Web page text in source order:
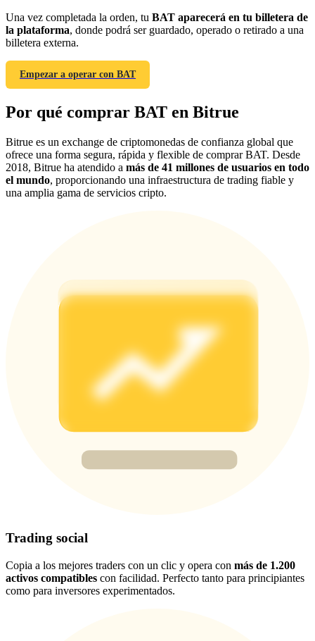
Deposit CASHCAT & Win
Deposit CASHCAT & Win
Exclusive for BitMart Users
Register & Trade to Win 500,000 USDT
Precious Metals Trading Carnival
Trade Gold & Silver · 33,333 USDT Bonus
USDT New User Exclusive 10% APR
USDT Flexible Staking | Daily Rewards
New Listing Futures Fest
Una vez completada la orden, tu BAT aparecerá en tu billetera de
la plataforma, donde podrá ser guardado, operado o retirado a una
billetera externa.
Empezar a operar con BAT
Por qué comprar BAT en Bitrue
Bitrue es un exchange de criptomonedas de confianza global que
ofrece una forma segura, rápida y flexible de comprar BAT. Desde
2018, Bitrue ha atendido a más de 41 millones de usuarios en todo
el mundo, proporcionando una infraestructura de trading fiable y
una amplia gama de servicios cripto.
Trading social
Copia a los mejores traders con un clic y opera con más de 1.200
activos compatibles con facilidad. Perfecto tanto para principiantes
como para inversores experimentados.